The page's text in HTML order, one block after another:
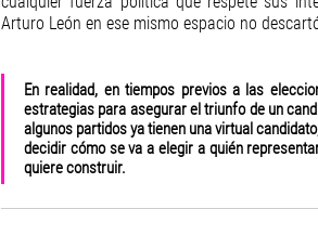
Arturo León en ese mismo espacio no
En realidad, en tiempos previos a las
estrategias para asegurar el triunfo de un
algunos partidos ya tienen una virtual
decidir cómo se va a elegir a quién
quiere construir.